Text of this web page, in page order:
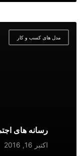
مدل های کسب و کار
رسانه های
اکتبر 16, 2016